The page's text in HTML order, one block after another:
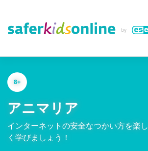
8+
アニマリア
インターネットの安全なつかい方を楽し
く学びましょう！